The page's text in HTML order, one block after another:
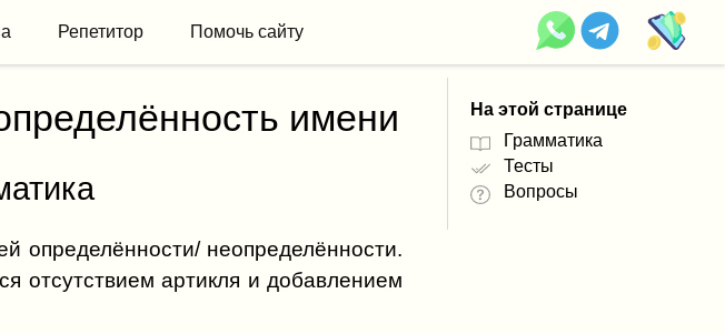
Репетитор Помочь сайту
имени
определённости/ неопределённости.
отсутствием артикля и добавлением
На этой странице
Грамматика
Тесты
Вопросы